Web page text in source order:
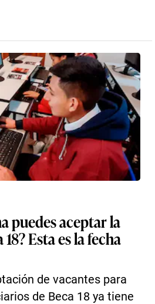
puedes aceptar la
Esta es la fecha
de vacantes para
de Beca 18 ya tiene